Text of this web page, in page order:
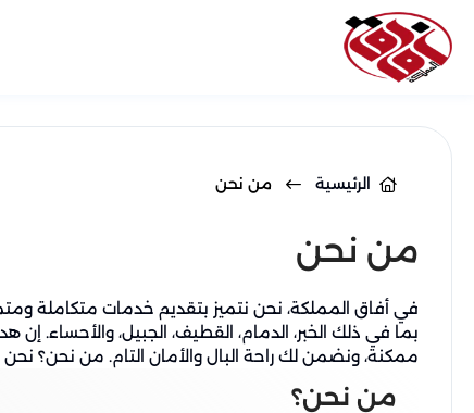
الرئيسية من نحن
من نحن
في أفاق المملكة، نحن نتميز بتقديم خدمات متكاملة
بما في ذلك الخبر، الدمام، القطيف، الجبيل،
ممكنة، ونضمن لك راحة البال والأمان التام. من نحن؟
من نحن؟